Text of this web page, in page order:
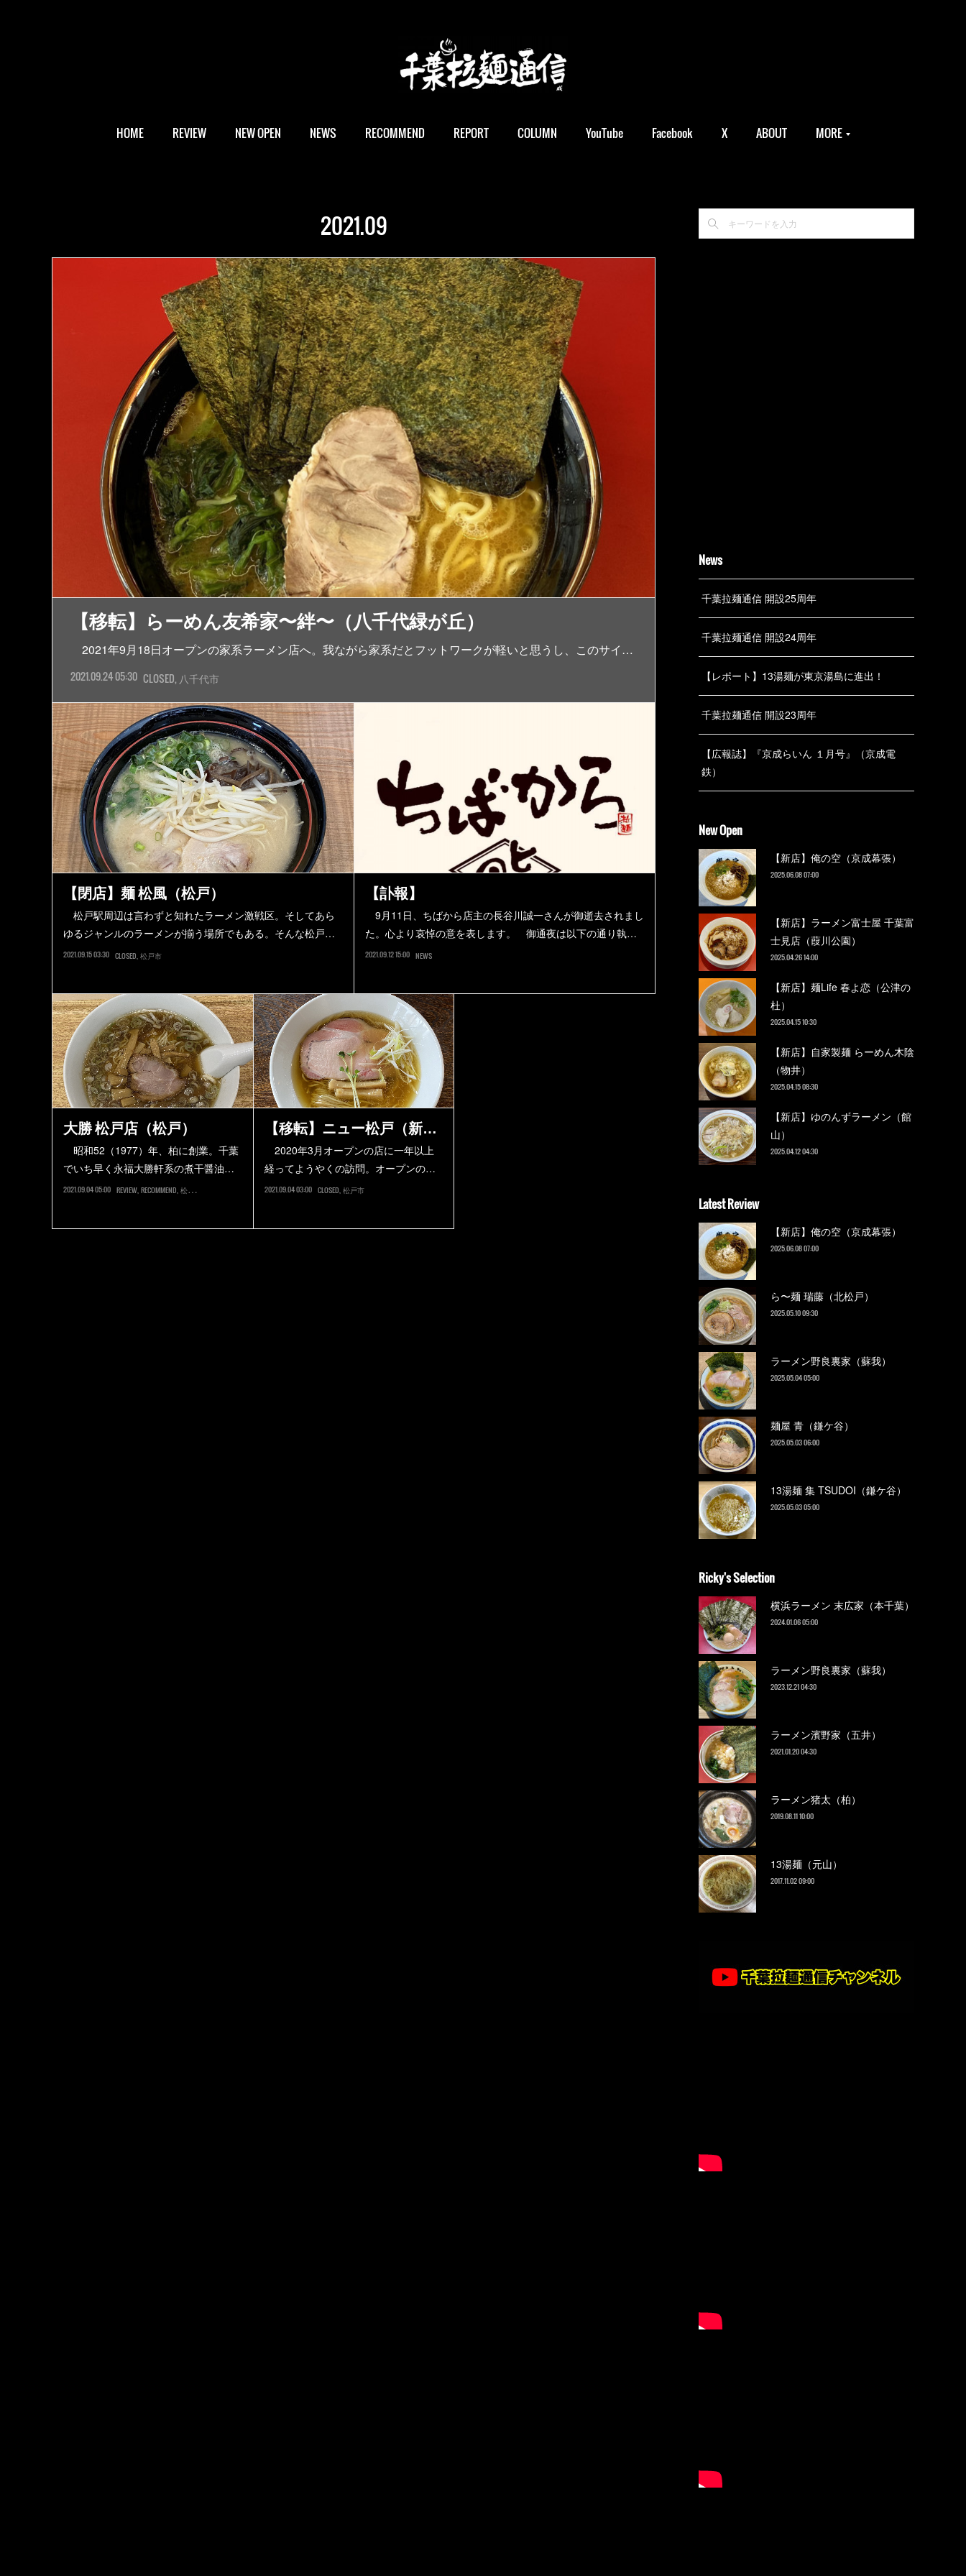
HOME REVIEW NEW OPEN NEWS RECOMMEND REPORT COLUMN YouTube Facebook X ABOUT MORE
2021.09
【移転】らーめん友希家〜絆〜（八千代緑が丘）
2021年9月18日オープンの家系ラーメン店へ。我ながら家系だとフットワークが軽いと思うし、このサイ…
2021.09.24 05:30 CLOSED 八千代市
【閉店】麺 松風（松戸）
松戸駅周辺は言わずと知れたラーメン激戦区。そしてあら
ゆるジャンルのラーメンが揃う場所でもある。そんな松戸…
2021.09.15 03:30 CLOSED 松戸市
【訃報】
9月11日、ちばから店主の長谷川誠一さんが御逝去されまし
た。心より哀悼の意を表します。 御通夜は以下の通り執…
2021.09.12 15:00 NEWS
大勝 松戸店（松戸）
昭和52（1977）年、柏に創業。千葉
でいち早く永福大勝軒系の煮干醤油…
2021.09.04 05:00 REVIEW RECOMMEND 松戸市
【移転】ニュー松戸（新…
2020年3月オープンの店に一年以上
経ってようやくの訪問。オープンの…
2021.09.04 03:00 CLOSED 松戸市
News
千葉拉麺通信 開設25周年
千葉拉麺通信 開設24周年
【レポート】13湯麺が東京湯島に進出！
千葉拉麺通信 開設23周年
【広報誌】『京成らいん １月号』（京成電
鉄）
New Open
【新店】俺の空（京成幕張）
2025.06.08 07:00
【新店】ラーメン富士屋 千葉富
士見店（葭川公園）
2025.04.26 14:00
【新店】麺Life 春よ恋（公津の
杜）
2025.04.15 10:30
【新店】自家製麺 らーめん木陰
（物井）
2025.04.15 08:30
【新店】ゆのんずラーメン（館
山）
2025.04.12 04:30
Latest Review
【新店】俺の空（京成幕張）
2025.06.08 07:00
ら〜麺 瑞藤（北松戸）
2025.05.10 09:30
ラーメン野良裏家（蘇我）
2025.05.04 05:00
麺屋 青（鎌ケ谷）
2025.05.03 06:00
13湯麺 集 TSUDOI（鎌ケ谷）
2025.05.03 05:00
Ricky's Selection
横浜ラーメン 末広家（本千葉）
2024.01.06 05:00
ラーメン野良裏家（蘇我）
2023.12.21 04:30
ラーメン濱野家（五井）
2021.01.20 04:30
ラーメン猪太（柏）
2019.08.11 10:00
13湯麺（元山）
2017.11.02 09:00